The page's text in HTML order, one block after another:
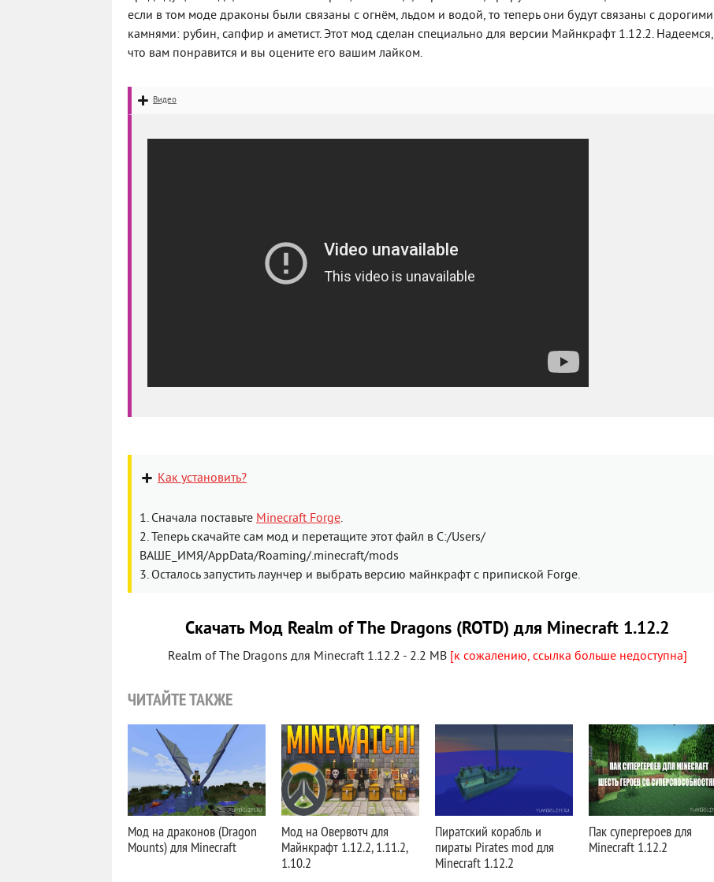
если в том моде драконы были связаны с огнём, льдом и водой, то теперь они будут связаны с дорогими
камнями: рубин, сапфир и аметист. Этот мод сделан специально для версии Майнкрафт 1.12.2. Надеемся,
что вам понравится и вы оцените его вашим лайком.
Видео
Как установить?
1. Сначала поставьте Minecraft Forge.
2. Теперь скачайте сам мод и перетащите этот файл в C:/Users/
ВАШЕ_ИМЯ/AppData/Roaming/.minecraft/mods
3. Осталось запустить лаунчер и выбрать версию майнкрафт с припиской Forge.
Скачать Мод Realm of The Dragons (ROTD) для Minecraft 1.12.2
Realm of The Dragons для Minecraft 1.12.2 - 2.2 MB [к сожалению, ссылка больше недоступна]
ЧИТАЙТЕ ТАКЖЕ
Мод на драконов (Dragon
Mounts) для Minecraft
Мод на Овервотч для
Майнкрафт 1.12.2, 1.11.2,
1.10.2
Пиратский корабль и
пираты Pirates mod для
Minecraft 1.12.2
Пак супергероев для
Minecraft 1.12.2